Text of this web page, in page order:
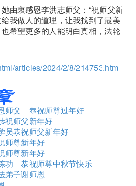
由衷感恩李洪志师父：“祝师父新
我做人的道理，让我找到了最美
希望更多的人能明白真相，法轮
articles/2024/2/8/214753.html
师父 恭祝师尊过年好
祝师父新年好
员恭祝师父新年好
师尊新年好
师尊新年好
功 恭祝师尊中秋节快乐
弟子谢师恩